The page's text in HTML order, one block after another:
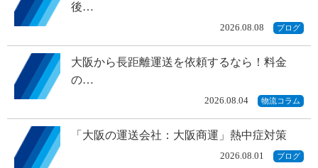
後…
2026.08.08 ブログ
大阪から長距離運送を依頼するなら！料金
の…
2026.08.04 物流コラム
「大阪の運送会社：大阪商運」熱中症対策
2026.08.01 ブログ